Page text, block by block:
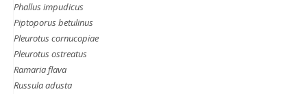
Phallus impudicus
Piptoporus betulinus
Pleurotus cornucopiae
Pleurotus ostreatus
Ramaria flava
Russula adusta